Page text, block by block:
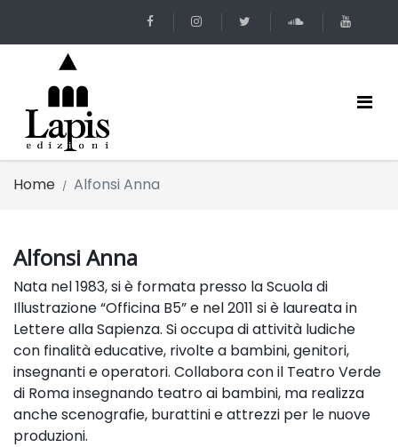
Home Alfonsi Anna
Alfonsi Anna
Nata nel 1983, si è formata presso la Scuola di
Illustrazione “Officina B5” e nel 2011 si è laureata in
Lettere alla Sapienza. Si occupa di attività ludiche
con finalità educative, rivolte a bambini, genitori,
insegnanti e operatori. Collabora con il Teatro Verde
di Roma insegnando teatro ai bambini, ma realizza
anche scenografie, burattini e attrezzi per le nuove
produzioni.